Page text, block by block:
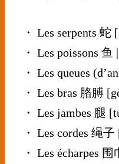
・ Les serpents 蛇
・ Les poissons
・ Les queues
・ Les bras 胳膊
・ Les jambes 腿
・ Les cordes 绳
・ Les écharpes